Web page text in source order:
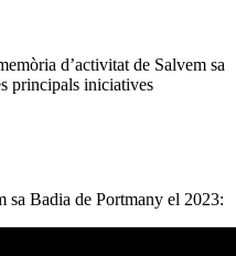
d’activitat de Salvem sa
principals iniciatives
sa Badia de Portmany el 2023: